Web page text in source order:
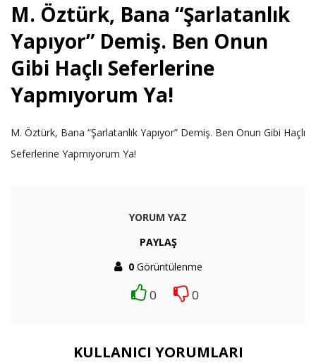
M. Öztürk, Bana “Şarlatanlık
Yapıyor” Demiş. Ben Onun
Gibi Haçlı Seferlerine
Yapmıyorum Ya!
M. Öztürk, Bana “Şarlatanlık Yapıyor” Demiş. Ben Onun Gibi Haçlı
Seferlerine Yapmıyorum Ya!
YORUM YAZ
PAYLAŞ
0Görüntülenme
0 0
KULLANICI YORUMLARI